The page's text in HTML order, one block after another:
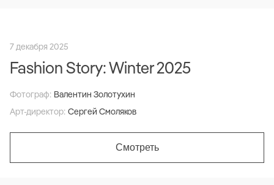
7 декабря 2025
Fashion Story: Winter 2025
Фотограф: Валентин Золотухин
Арт-директор: Сергей Смоляков
Смотреть